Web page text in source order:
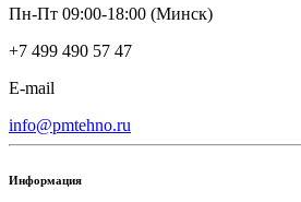
Пн-Пт 09:00-18:00 (Минск)
+7 499 490 57 47
E-mail
info@pmtehno.ru
Информация